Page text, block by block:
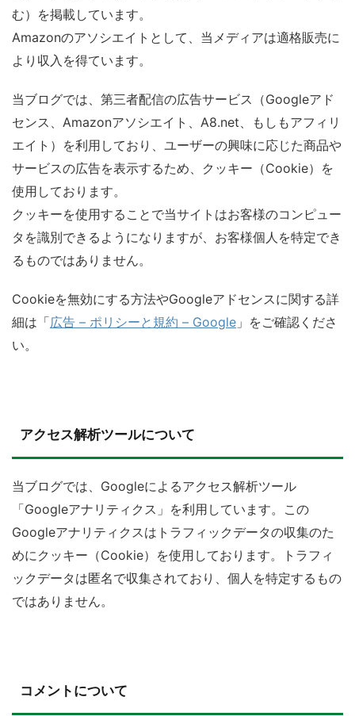
む）を掲載しています。
Amazonのアソシエイトとして、当メディアは適格販売に
より収入を得ています。
当ブログでは、第三者配信の広告サービス（Googleアド
センス、Amazonアソシエイト、A8.net、もしもアフィリ
エイト）を利用しており、ユーザーの興味に応じた商品や
サービスの広告を表示するため、クッキー（Cookie）を
使用しております。
クッキーを使用することで当サイトはお客様のコンピュー
タを識別できるようになりますが、お客様個人を特定でき
るものではありません。
Cookieを無効にする方法やGoogleアドセンスに関する詳
細は「広告 – ポリシーと規約 – Google 」をご確認くださ
い。
アクセス解析ツールについて
当ブログでは、Googleによるアクセス解析ツール
「Googleアナリティクス」を利用しています。この
Googleアナリティクスはトラフィックデータの収集のた
めにクッキー（Cookie）を使用しております。トラフィ
ックデータは匿名で収集されており、個人を特定するもの
ではありません。
コメントについて